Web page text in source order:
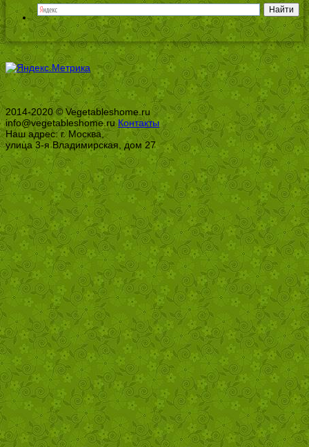
2014-2020 © Vegetableshome.ru
info@vegetableshome.ruКонтакты
Наш адрес: г. Москва,
улица 3-я Владимирская, дом 27